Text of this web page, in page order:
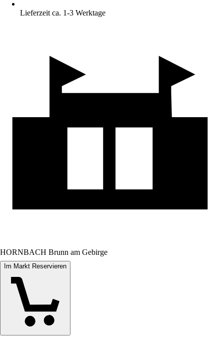
Lieferzeit ca. 1-3 Werktage
HORNBACH Brunn am Gebirge
Im Markt Reservieren